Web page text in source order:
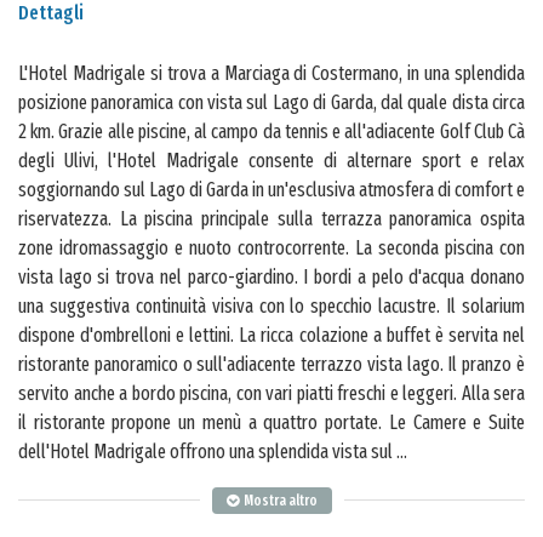
Dettagli
L'Hotel Madrigale si trova a Marciaga di Costermano, in una splendida
posizione panoramica con vista sul Lago di Garda, dal quale dista circa
2 km. Grazie alle piscine, al campo da tennis e all'adiacente Golf Club Cà
degli Ulivi, l'Hotel Madrigale consente di alternare sport e relax
soggiornando sul Lago di Garda in un'esclusiva atmosfera di comfort e
riservatezza. La piscina principale sulla terrazza panoramica ospita
zone idromassaggio e nuoto controcorrente. La seconda piscina con
vista lago si trova nel parco-giardino. I bordi a pelo d'acqua donano
una suggestiva continuità visiva con lo specchio lacustre. Il solarium
dispone d'ombrelloni e lettini. La ricca colazione a buffet è servita nel
ristorante panoramico o sull'adiacente terrazzo vista lago. Il pranzo è
servito anche a bordo piscina, con vari piatti freschi e leggeri. Alla sera
il ristorante propone un menù a quattro portate. Le Camere e Suite
dell'Hotel Madrigale offrono una splendida vista sul...
Mostra altro